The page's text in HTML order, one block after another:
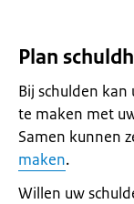
Plan
Bij schulden
te maken met
Samen kunnen
maken.
Willen uw